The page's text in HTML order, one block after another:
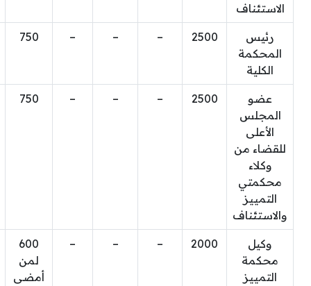
الاستئناف
رئيس
المحكمة
الكلية
2500
–
–
–
750
عضو
المجلس
الأعلى
للقضاء من
وكلاء
محكمتي
التمييز
والاستئناف
2500
–
–
–
750
وكيل
محكمة
التمييز
2000
–
–
–
600
لمن
أمضى